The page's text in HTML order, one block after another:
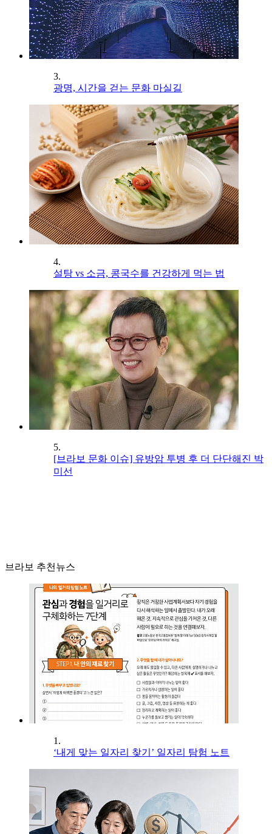
3.
광명, 시간을 걷는 문화 마실길
4.
설탕 vs 소금, 콩국수를 건강하게 먹는 법
5.
[브라보 문화 이슈] 유방암 투병 후 더 단단해진 박
미선
브라보 추천뉴스
1.
‘내게 맞는 일자리 찾기’ 일자리 탐험 노트